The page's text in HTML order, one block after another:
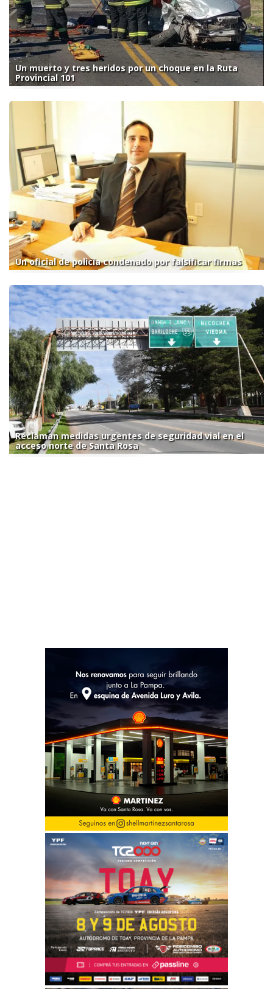
Un muerto y tres heridos por un choque en la Ruta
Provincial 101
Un oficial de policía condenado por falsificar firmas
Reclaman medidas urgentes de seguridad vial en el
acceso norte de Santa Rosa